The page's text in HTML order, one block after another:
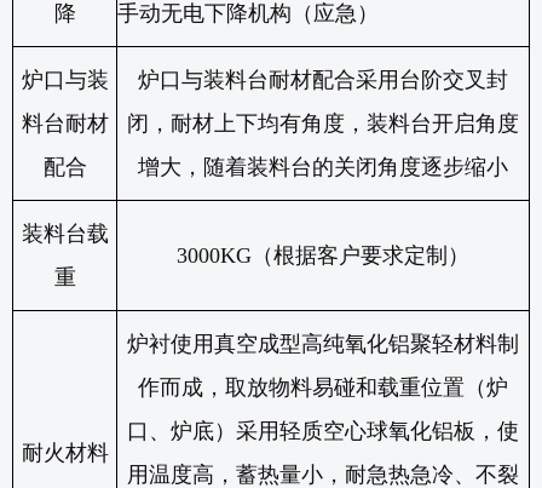
降
手动无电下降机构（应急）
炉口与装
料台耐材
配合
炉口与装料台耐材配合采用台阶交叉封
闭，耐材上下均有角度，装料台开启角度
增大，随着装料台的关闭角度逐步缩小
装料台载
重
3000KG （根据客户要求定制）
耐火材料
炉衬使用真空成型高纯氧化铝聚轻材料制
作而成 ，取放物料易碰和载重位置（炉
口、炉底）采用轻质空心球氧化铝板，使
用温度高，蓄热量小，耐急热急冷、不裂